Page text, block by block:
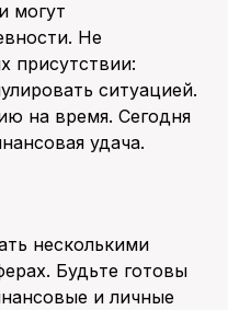
могут
Не
присутствии:
ситуацией.
на время. Сегодня
удача.
несколькими
Будьте готовы
и личные